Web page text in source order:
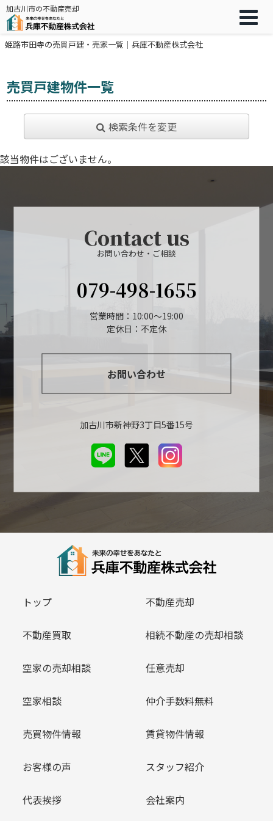
加古川市の不動産売却
姫路市田寺の売買戸建・売家一覧｜兵庫不動産株式会社
売買戸建物件一覧
検索条件を変更
該当物件はございません。
Contact us
お問い合わせ・ご相談
079-498-1655
営業時間：10:00～19:00
定休日：不定休
お問い合わせ
加古川市新神野3丁目5番15号
トップ 不動産売却
不動産買取 相続不動産の売却相談
空家の売却相談 任意売却
空家相談 仲介手数料無料
売買物件情報 賃貸物件情報
お客様の声 スタッフ紹介
代表挨拶 会社案内